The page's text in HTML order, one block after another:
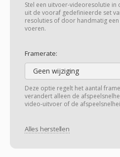
Stel een uitvoer-videoresolutie in
uit de vooraf gedefinieerde set
resoluties of door handmatig
voeren.
Framerate:
Geen wijziging
Deze optie regelt het aantal
verandert alleen de
video-uitvoer of de
Alles herstellen